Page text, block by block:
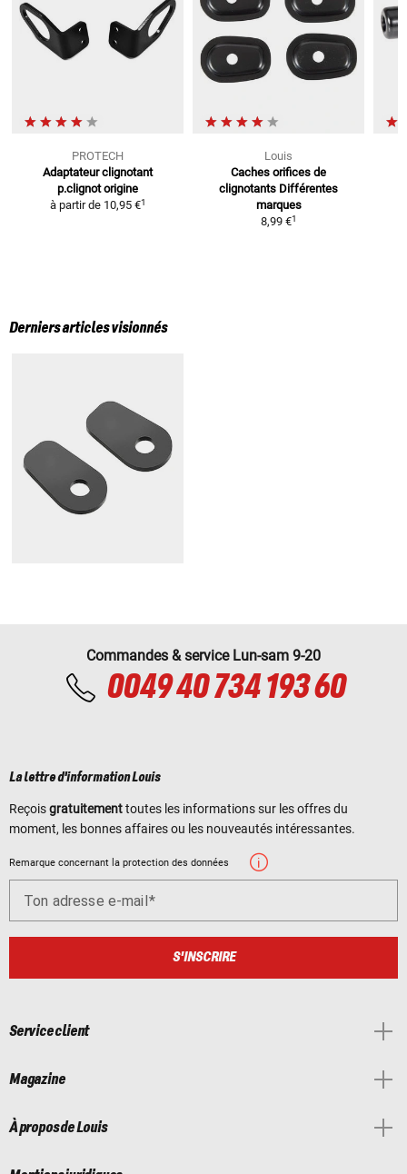
PROTECH
Adaptateur clignotant
p.clignot origine
à partir de 10,95 €1
Louis
Caches orifices de
clignotants Différentes
marques
8,99 €1
Derniers articles visionnés
Commandes & service Lun-sam 9-20
0049 40 734 193 60
La lettre d'information Louis
Reçoisgratuitementtoutes les informations sur les offres du
moment, les bonnes affaires ou les nouveautés intéressantes.
Remarque concernant la protection des données
Ton adresse e-mail
S'INSCRIRE
Service client
Magazine
À propos de Louis